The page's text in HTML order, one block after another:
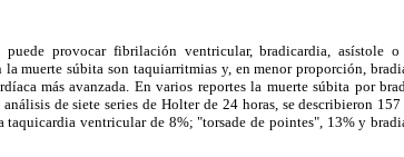
provocar fibrilación ventricular, bradicardia, asístole o
muerte súbita son taquiarritmias y, en menor proporción,
más avanzada. En varios reportes la muerte súbita por
de siete series de Holter de 24 horas, se describieron 157
ventricular de 8%; "torsade de pointes", 13% y